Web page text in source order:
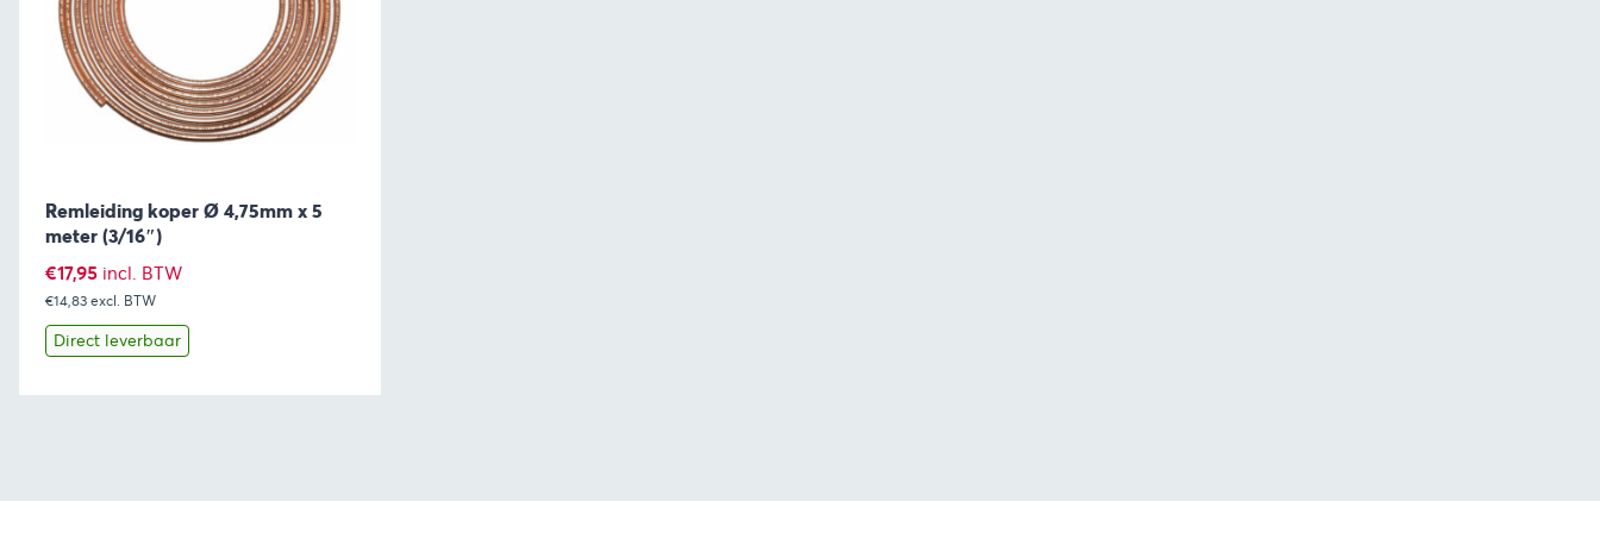
Remleiding koper Ø 4,75mm x 5
meter (3/16″)
€17,95 incl. BTW
€14,83 excl. BTW
Direct leverbaar